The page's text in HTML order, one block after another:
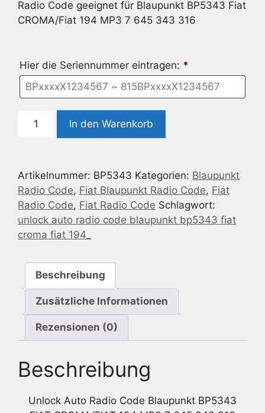
Radio Code geeignet für Blaupunkt BP5343 Fiat
CROMA/Fiat 194 MP3 7 645 343 316
Hier die Seriennummer eintragen: *
Code
Blaupunkt
BP5343
Fiat
CROMA/Fiat
194
343
Menge
In den Warenkorb
Artikelnummer: BP5343 Kategorien: Blaupunkt
Radio Code, Fiat Blaupunkt Radio Code, Fiat
Radio Code, Fiat Radio Code Schlagwort:
unlock auto radio code blaupunkt bp5343 fiat
croma fiat 194_
Beschreibung
Zusätzliche Informationen
Rezensionen (0)
Beschreibung
Unlock Auto Radio Code Blaupunkt BP5343